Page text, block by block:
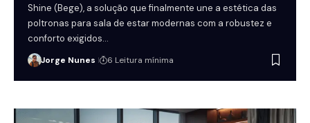
Shine (Bege), a solução que finalmente une a estética das
poltronas para sala de estar modernas com a robustez e
conforto exigidos…
Jorge Nunes 6 Leitura mínima